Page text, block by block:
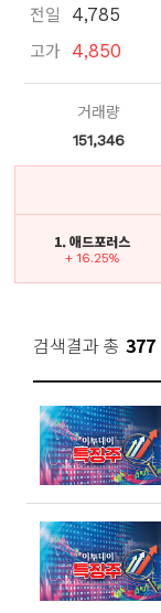
전일 4,785
고가 4,850
거래량
151,346
1. 애드포러스
+ 16.25%
검색결과 총 377